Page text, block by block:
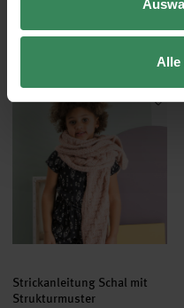
Alle
Gratis
Strickanleitung Schal mit
Strickanleitung Schal mit
Strukturmuster